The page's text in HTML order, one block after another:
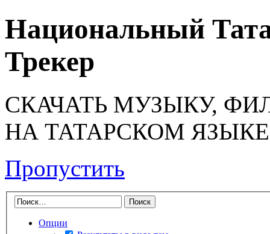
Национальный
Трекер
СКАЧАТЬ МУЗЫКУ,
НА ТАТАРСКОМ ЯЗЫКЕ
Пропустить
Опции